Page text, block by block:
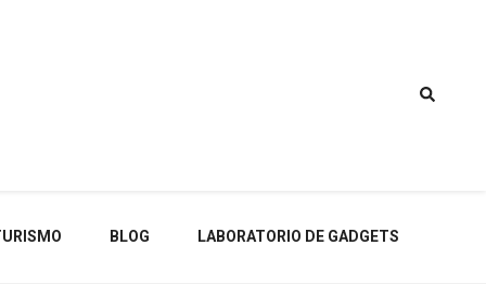
BLOG LABORATORIO DE GADGETS